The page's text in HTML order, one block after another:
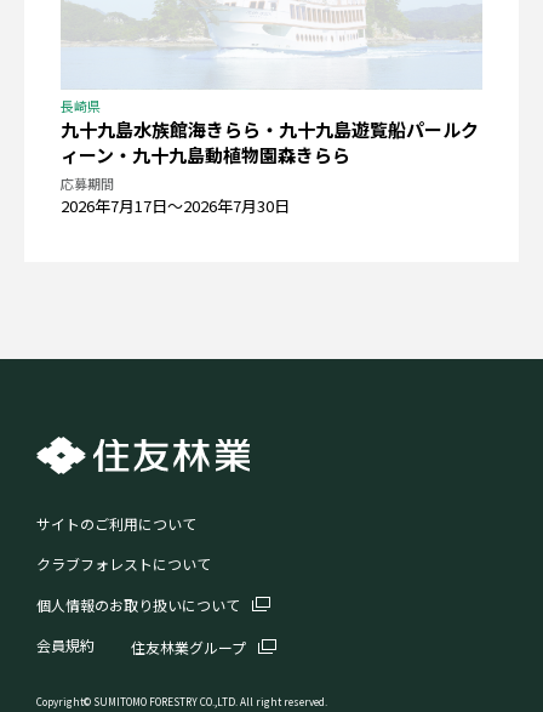
長崎県
九十九島水族館海きらら・九十九島遊覧船パールク
ィーン・九十九島動植物園森きらら
応募期間
2026年7月17日〜2026年7月30日
サイトのご利用について
クラブフォレストについて
個人情報のお取り扱いについて
会員規約
住友林業グループ
Copyright© SUMITOMO FORESTRY CO.,LTD. All right reserved.